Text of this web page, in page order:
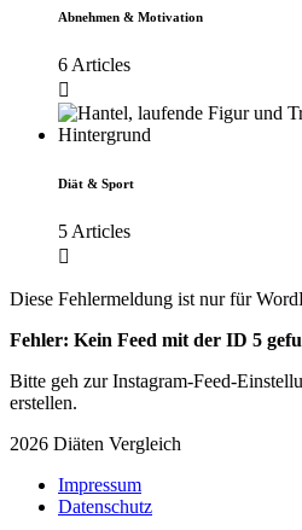
Abnehmen & Motivation
6 Articles
Diät & Sport
5 Articles
Diese Fehlermeldung ist nur für
Fehler: Kein Feed mit der ID 5
Bitte geh zur Instagram-Feed-
erstellen.
2026 Diäten Vergleich
Impressum
Datenschutz